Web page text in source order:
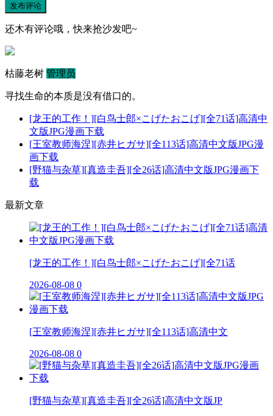
发布评论
还木有评论哦，快来抢沙发吧~
枯藤老树 管理员
寻找生命的本质是没有借口的。
[龙王的工作！][白鸟士郎×こげたおこげ][全71话]高清中
文版JPG漫画下载
[王室教师海涅][赤井ヒガサ][全113话]高清中文版JPG漫
画下载
[野猫与杂草][真造圭吾][全26话]高清中文版JPG漫画下
载
最新文章
[龙王的工作！][白鸟士郎×こげたおこげ][全71话
2026-08-08 0
[王室教师海涅][赤井ヒガサ][全113话]高清中文
2026-08-08 0
[野猫与杂草][真造圭吾][全26话]高清中文版JP